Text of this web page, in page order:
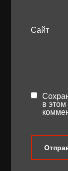
Сайт
в